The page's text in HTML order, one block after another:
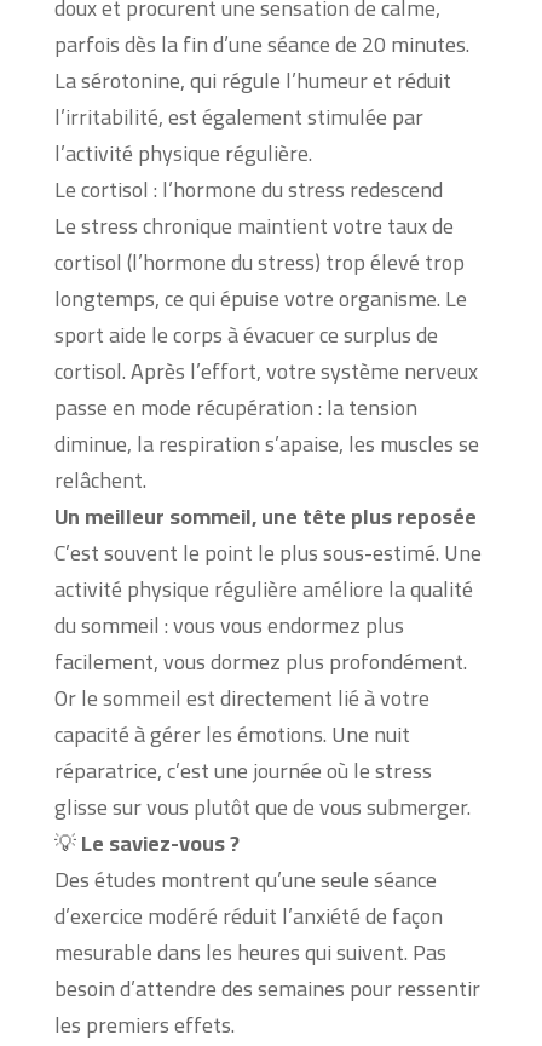
parfois dès la fin d’une séance de 20 minutes.
La sérotonine, qui régule l’humeur et réduit
l’irritabilité, est également stimulée par
l’activité physique régulière.
Le cortisol : l’hormone du stress redescend
Le stress chronique maintient votre taux de
cortisol (l’hormone du stress) trop élevé trop
longtemps, ce qui épuise votre organisme. Le
sport aide le corps à évacuer ce surplus de
cortisol. Après l’effort, votre système nerveux
passe en mode récupération : la tension
diminue, la respiration s’apaise, les muscles se
relâchent.
Un meilleur sommeil, une tête plus reposée
C’est souvent le point le plus sous-estimé. Une
activité physique régulière améliore la qualité
du sommeil : vous vous endormez plus
facilement, vous dormez plus profondément.
Or le sommeil est directement lié à votre
capacité à gérer les émotions. Une nuit
réparatrice, c’est une journée où le stress
glisse sur vous plutôt que de vous submerger.
💡Le saviez-vous ?
Des études montrent qu’une seule séance
d’exercice modéré réduit l’anxiété de façon
mesurable dans les heures qui suivent. Pas
besoin d’attendre des semaines pour ressentir
les premiers effets.